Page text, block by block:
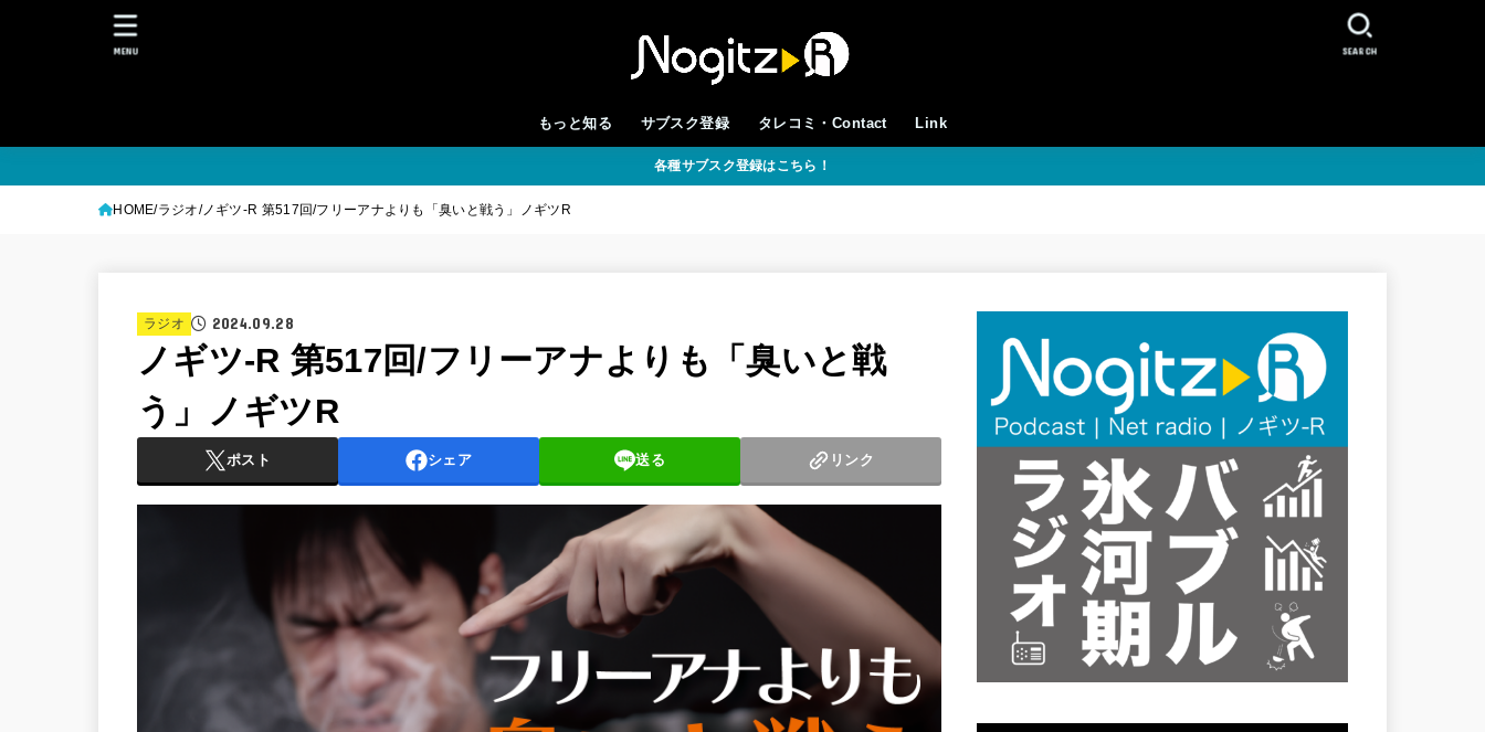
もっと知る サブスク登録 タレコミ・Contact Link
SEARCH
MENU
各種サブスク登録はこちら！
HOME ラジオ ノギツ-R 第517回/フリーアナよりも「臭いと戦う」ノギツR
ラジオ 2024.09.28
ノギツ-R 第517回/フリーアナよりも「臭いと戦
う」ノギツR
ポスト シェア 送る リンク